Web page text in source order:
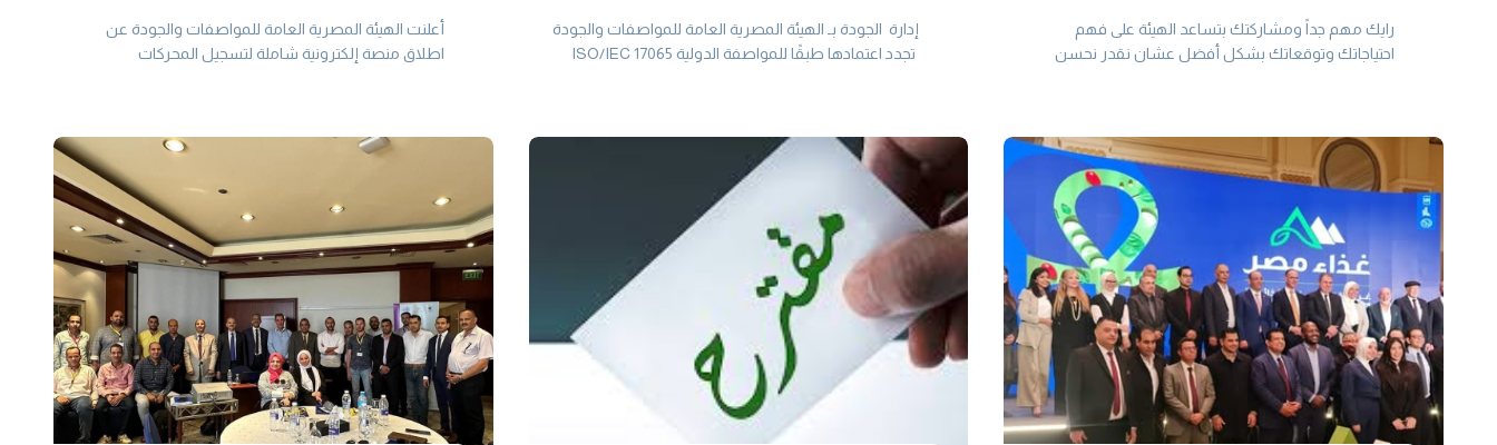
رايك مهم جداً ومشاركتك بتساعد الهيئة على فهم
احتياجاتك وتوقعاتك بشكل أفضل عشان نقدر نحسن
للمواصفة الدولية ISO/IEC 17065
إدارة الجودة بـ الهيئة المصرية العامة للمواصفات والجودة
تجدد اعتمادها طبقًا للمواصفة الدولية ISO/IEC 17065
أعلنت الهيئة المصرية العامة للمواصفات والجودة عن
اطلاق منصة إلكترونية شاملة لتسجيل المحركات